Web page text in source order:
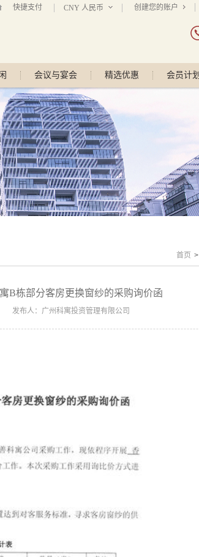
快捷支付 CNY 人民币 创建您的账户
会议与宴会 精选优惠 会员计划
首页 >
B栋部分客房更换窗纱的采购询价函
发布人：广州科寓投资管理有限公司